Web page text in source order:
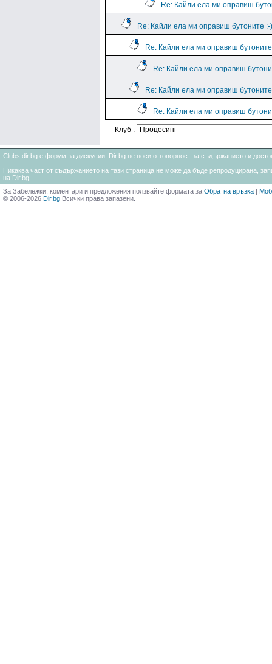
Re: Кайли ела ми оправиш
Re: Кайли ела ми оправиш бутоните :-)
Re: Кайли ела ми оправиш
Re: Кайли ела ми оправиш
Re: Кайли ела ми оправиш
Re: Кайли ела ми оправиш
Клуб :
Clubs.dir.bg е форум за дискусии. Dir.bg не носи отговорност за съдържанието и
Никаква част от съдържанието на тази страница не може да бъде репродуцирана,
на Dir.bg
За Забележки, коментари и предложения ползвайте формата за Обратна връзка |
© 2006-2026 Dir.bg Всички права запазени.